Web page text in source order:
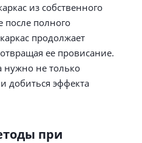
из собственного
после полного
продолжает
ее провисание.
нужно не только
добиться эффекта
при